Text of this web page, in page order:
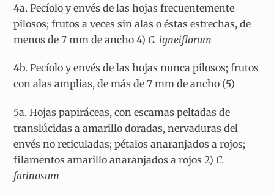
4a. Pecíolo y envés de las hojas frecuentemente
pilosos; frutos a veces sin alas o éstas estrechas, de
menos de 7 mm de ancho 4) C. igneiflorum
4b. Pecíolo y envés de las hojas nunca pilosos; frutos
con alas amplias, de más de 7 mm de ancho (5)
5a. Hojas papiráceas, con escamas peltadas de
translúcidas a amarillo doradas, nervaduras del
envés no reticuladas; pétalos anaranjados a rojos;
filamentos amarillo anaranjados a rojos 2) C.
farinosum